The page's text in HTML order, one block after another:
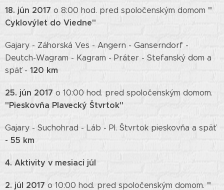
18. jún 2017 o 8:00 hod. pred spoločenským domom "
Cyklovýlet do Viedne"
Gajary - Záhorská Ves - Angern - Ganserndorf -
Deutch-Wagram - Kagram - Práter - Stefanský dom a
späť - 120 km
25. jún 2017 o 10:00 hod. pred spoločenským domom.
"Pieskovňa Plavecký Štvrtok"
Gajary - Suchohrad - Láb - Pl. Štvrtok pieskovňa a späť
- 55 km
4. Aktivity v mesiaci júl
2. júl 2017 o 10:00 hod. pred spoločenským domom. "